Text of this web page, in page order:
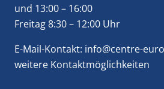
und 13:00 – 16:00
Freitag 8:30 – 12:00 Uhr
E-Mail-Kontakt: info@centre-
weitere Kontaktmöglichkeiten